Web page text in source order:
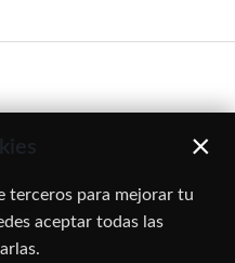
×
terceros para mejorar tu
aceptar todas las